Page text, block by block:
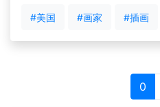
#美国 #画家 #插画
0